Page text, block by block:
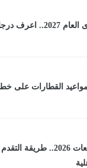
القطارات على خط
تنسيق الجامعات 2026..